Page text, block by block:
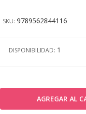
SKU: 9789562844116
DISPONIBILIDAD: 1